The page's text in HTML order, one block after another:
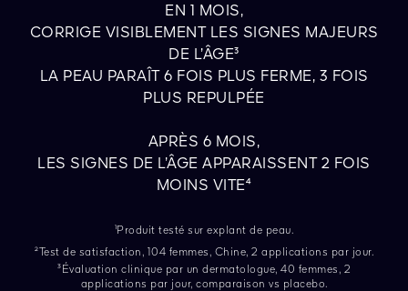
EN 1 MOIS,
CORRIGE VISIBLEMENT LES SIGNES MAJEURS
DE L’ÂGE³
LA PEAU PARAÎT 6 FOIS PLUS FERME, 3 FOIS
PLUS REPULPÉE
APRÈS 6 MOIS,
LES SIGNES DE L’ÂGE APPARAISSENT 2 FOIS
MOINS VITE⁴
¹Produit testé sur explant de peau.
²Test de satisfaction, 104 femmes, Chine, 2 applications par jour.
³Évaluation clinique par un dermatologue, 40 femmes, 2
applications par jour, comparaison vs placebo.